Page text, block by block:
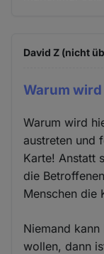
David Z (nicht
Warum
Warum wird
austreten und
Karte! Anstatt
die
Menschen die
Niemand
wollen, dann